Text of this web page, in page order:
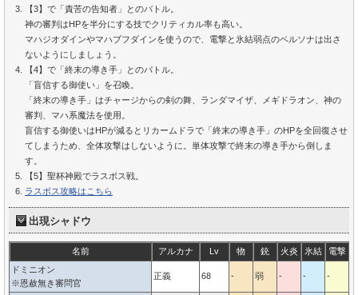
【3】で「責苦の告知者」とのバトル。
神の審判はHPを半分にする技でクリティカル率も高い。
マハジオダインやマハブフダインを使うので、電撃と氷結弱点のペルソナは出さ
ないようにしましょう。
【4】で「終末の導き手」とのバトル。
「盲信する御使い」を召喚。
「終末の導き手」はチャージからの剣の舞、ランダマイザ、メギドラオン、神の
審判、マハ系魔法を使用。
盲信する御使いはHPが減るとリカームドラで「終末の導き手」のHPを全回復させ
てしまうため、全体攻撃はしないように。単体攻撃で終末の導き手から倒しま
す。
【5】聖杯神殿でラスボス戦。
ラスボス攻略はこちら
出現シャドウ
名前 アルカナ Lv 物 銃 火炎 氷結 電撃
ドミニオン
※恩赦無き審問官
正義 68 - 弱 - - -